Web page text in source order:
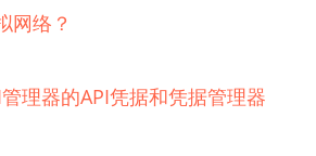
网络？
理器的API凭据和凭据管理器